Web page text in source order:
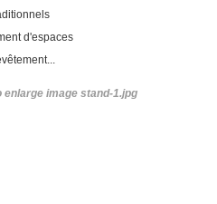
d'espaces